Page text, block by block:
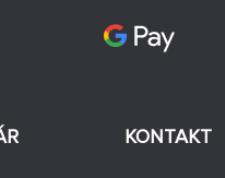
KONTAKT